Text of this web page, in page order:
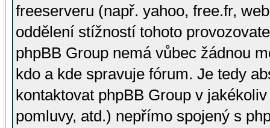
freeserveru (např. yahoo, free.fr,
oddělení stížností tohoto
phpBB Group nemá vůbec žádnou
kdo a kde spravuje fórum. Je tedy
kontaktovat phpBB Group v
pomluvy, atd.) nepřímo spojený s